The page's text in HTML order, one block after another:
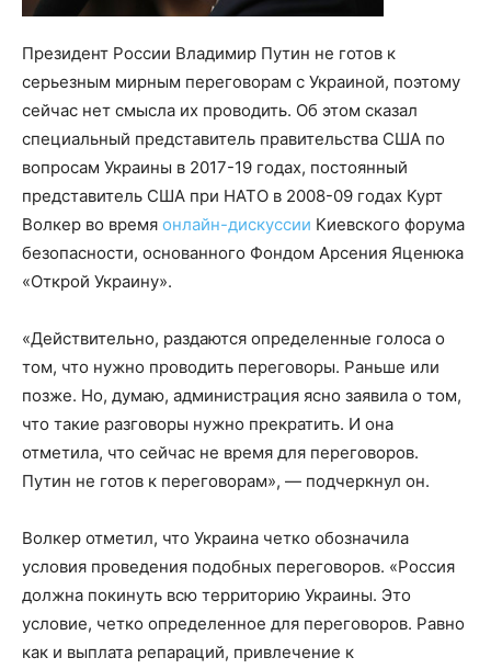
Президент России Владимир Путин не готов к
серьезным мирным переговорам с Украиной, поэтому
сейчас нет смысла их проводить. Об этом сказал
специальный представитель правительства США по
вопросам Украины в 2017-19 годах, постоянный
представитель США при НАТО в 2008-09 годах Курт
Волкер во время онлайн-дискуссии Киевского форума
безопасности, основанного Фондом Арсения Яценюка
«Открой Украину».
«Действительно, раздаются определенные голоса о
том, что нужно проводить переговоры. Раньше или
позже. Но, думаю, администрация ясно заявила о том,
что такие разговоры нужно прекратить. И она
отметила, что сейчас не время для переговоров.
Путин не готов к переговорам», — подчеркнул он.
Волкер отметил, что Украина четко обозначила
условия проведения подобных переговоров. «Россия
должна покинуть всю территорию Украины. Это
условие, четко определенное для переговоров. Равно
как и выплата репараций, привлечение к